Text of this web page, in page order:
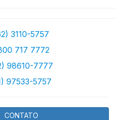
3110-5757
717 7772
98610-7777
97533-5757
CONTATO